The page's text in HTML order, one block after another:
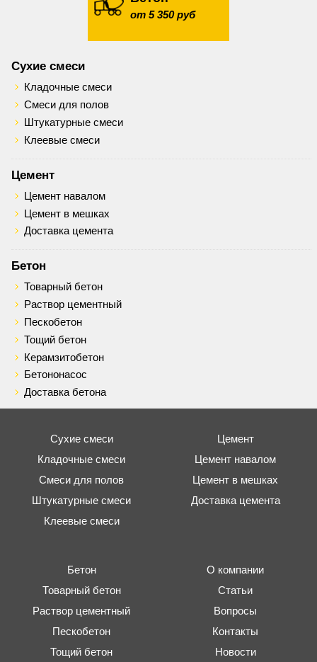
от 5 350 руб
Сухие смеси
Кладочные смеси
Смеси для полов
Штукатурные смеси
Клеевые смеси
Цемент
Цемент навалом
Цемент в мешках
Доставка цемента
Бетон
Товарный бетон
Раствор цементный
Пескобетон
Тощий бетон
Керамзитобетон
Бетононасос
Доставка бетона
Сухие смеси
Кладочные смеси
Смеси для полов
Штукатурные смеси
Клеевые смеси
Цемент
Цемент навалом
Цемент в мешках
Доставка цемента
Бетон
Товарный бетон
Раствор цементный
Пескобетон
Тощий бетон
О компании
Статьи
Вопросы
Контакты
Новости